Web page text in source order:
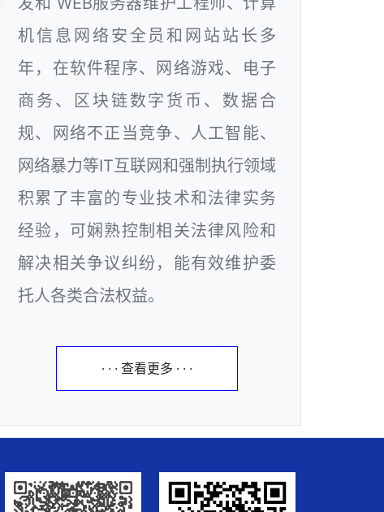
机信息网络安全员和网站站长多
年，在软件程序、网络游戏、电子
商务、区块链数字货币、数据合
规、网络不正当竞争、人工智能、
网络暴力等IT互联网和强制执行领域
积累了丰富的专业技术和法律实务
经验，可娴熟控制相关法律风险和
解决相关争议纠纷，能有效维护委
托人各类合法权益。
· · · 查看更多 · · ·